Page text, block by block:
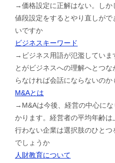
→価格設定に正解はない。しか
値段設定をするとやり直しが
いですか
ビジネスキーワード
→ビジネス用語が氾濫していま
とがビジネスへの理解へとつ
らなければ会話にならないのか
M&Aとは
→M&Aは今後、経営の中心に
かります。経営者の平均年齢
行わない企業は選択肢のひと
でしょうか
人財教育について